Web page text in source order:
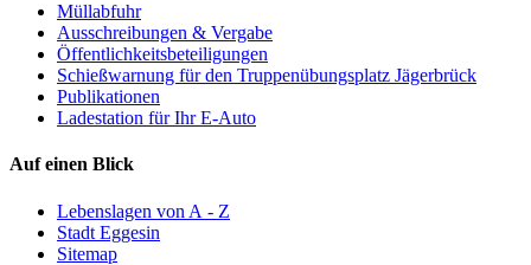
Müllabfuhr
Ausschreibungen & Vergabe
Öffentlichkeitsbeteiligungen
Schießwarnung für den Truppenübungsplatz Jägerbrück
Publikationen
Ladestation für Ihr E-Auto
Auf einen Blick
Lebenslagen von A - Z
Stadt Eggesin
Sitemap